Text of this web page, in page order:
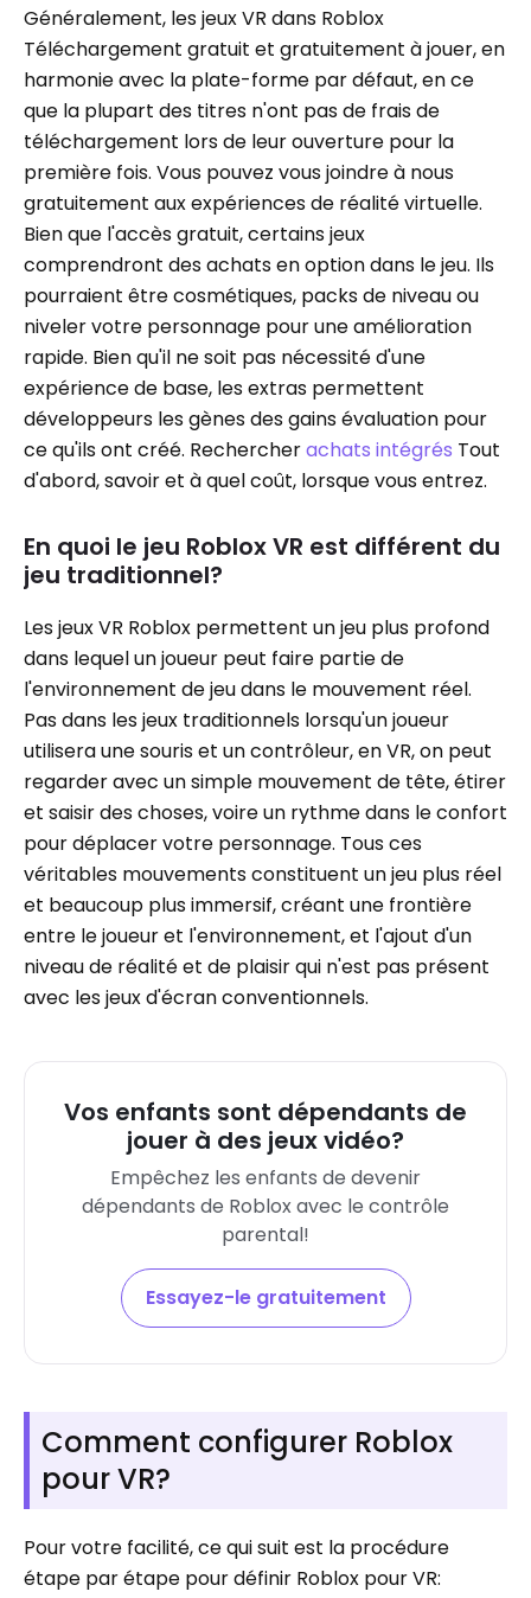
Généralement, les jeux VR dans Roblox
Téléchargement gratuit et gratuitement à jouer, en
harmonie avec la plate-forme par défaut, en ce
que la plupart des titres n'ont pas de frais de
téléchargement lors de leur ouverture pour la
première fois. Vous pouvez vous joindre à nous
gratuitement aux expériences de réalité virtuelle.
Bien que l'accès gratuit, certains jeux
comprendront des achats en option dans le jeu. Ils
pourraient être cosmétiques, packs de niveau ou
niveler votre personnage pour une amélioration
rapide. Bien qu'il ne soit pas nécessité d'une
expérience de base, les extras permettent
développeurs les gènes des gains évaluation pour
ce qu'ils ont créé. Rechercherachats intégrés Tout
d'abord, savoir et à quel coût, lorsque vous entrez.
En quoi le jeu Roblox VR est différent du
jeu traditionnel?
Les jeux VR Roblox permettent un jeu plus profond
dans lequel un joueur peut faire partie de
l'environnement de jeu dans le mouvement réel.
Pas dans les jeux traditionnels lorsqu'un joueur
utilisera une souris et un contrôleur, en VR, on peut
regarder avec un simple mouvement de tête, étirer
et saisir des choses, voire un rythme dans le confort
pour déplacer votre personnage. Tous ces
véritables mouvements constituent un jeu plus réel
et beaucoup plus immersif, créant une frontière
entre le joueur et l'environnement, et l'ajout d'un
niveau de réalité et de plaisir qui n'est pas présent
avec les jeux d'écran conventionnels.
Vos enfants sont dépendants de
jouer à des jeux vidéo?
Empêchez les enfants de devenir
dépendants de Roblox avec le contrôle
parental!
Essayez-le gratuitement
Comment configurer Roblox
pour VR?
Pour votre facilité, ce qui suit est la procédure
étape par étape pour définir Roblox pour VR: